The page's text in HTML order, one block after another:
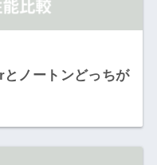
ノートンどっちが